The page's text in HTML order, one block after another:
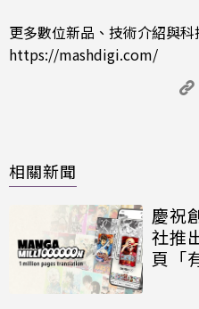
更多數位新品、技術介紹與科
https://mashdigi.com/
相關新聞
慶祝
社推
頁「